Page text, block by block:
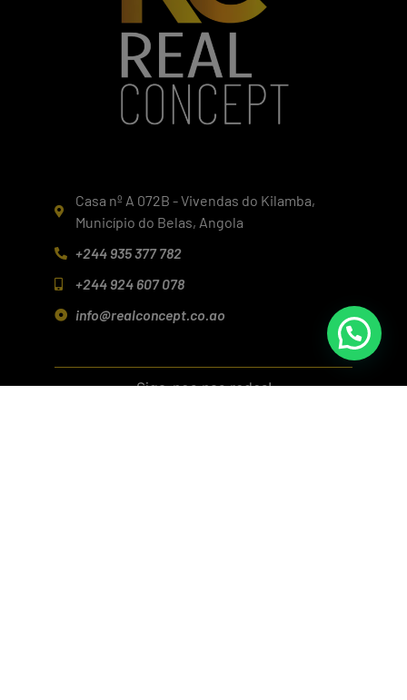
Casa nº A 072B - Vivendas do Kilamba,
Município do Belas, Angola
+244 935 377 782
+244 924 607 078
info@realconcept.co.ao
Siga-nos nas redes!